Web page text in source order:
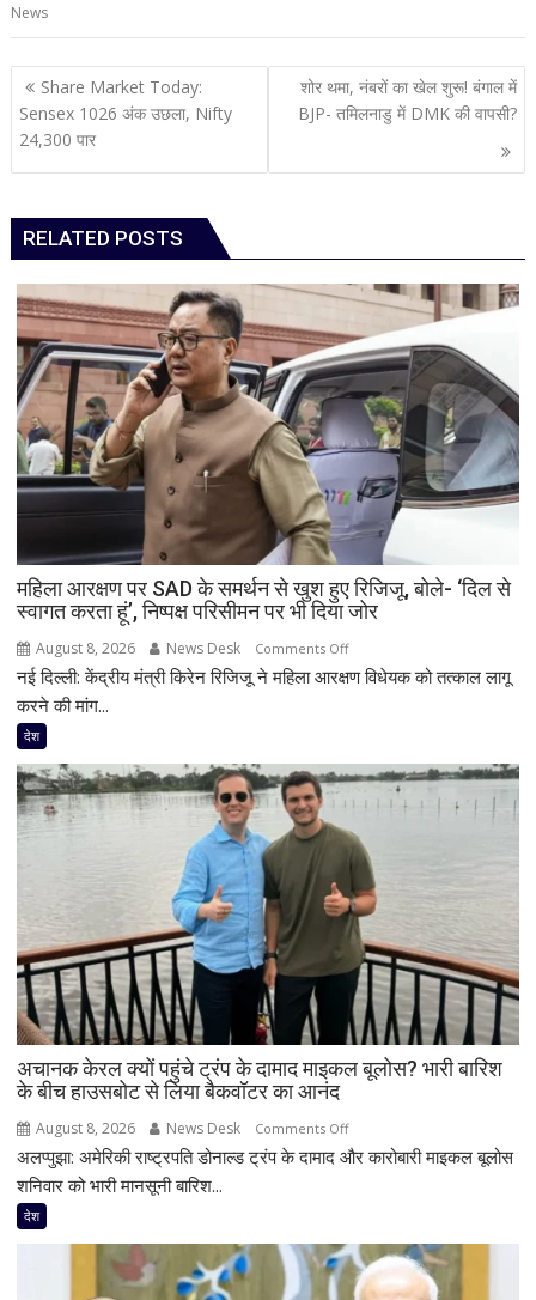
News
Post
navigation
Share Market Today:
Sensex 1026 अंक उछला, Nifty
24,300 पार
शोर थमा, नंबरों का खेल शुरू! बंगाल में
BJP- तमिलनाडु में DMK की वापसी?
RELATED POSTS
महिला आरक्षण पर SAD के समर्थन से खुश हुए रिजिजू, बोले- ‘दिल से
स्वागत करता हूं’, निष्पक्ष परिसीमन पर भी दिया जोर
August 8, 2026 News Desk Comments Offon
महिला
के
समर्थन
से
खुश
रिजिजू,
बोले-
‘दिल
से
स्वागत
करता
हूं’,
परिसीमन
पर
नई दिल्ली: केंद्रीय मंत्री किरेन रिजिजू ने महिला आरक्षण विधेयक को तत्काल लागू
करने की मांग...
देश
अचानक केरल क्यों पहुंचे ट्रंप के दामाद माइकल बूलोस? भारी बारिश
के बीच हाउसबोट से लिया बैकवॉटर का आनंद
August 8, 2026 News Desk Comments Offon
अचानक
ट्रंप
के
अलप्पुझा: अमेरिकी राष्ट्रपति डोनाल्ड ट्रंप के दामाद और कारोबारी माइकल बूलोस
शनिवार को भारी मानसूनी बारिश...
देश